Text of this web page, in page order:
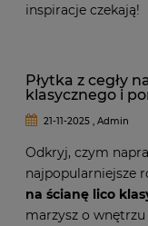
inspiracje czekają!
Płytka z cegły
klasycznego i
21-11-2025 , Admin
Odkryj, czym
najpopularniejsze
na ścianę lico
marzysz o